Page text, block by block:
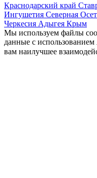
Краснодарский край
Ингушетия Северная
Черкесия Адыгея Крым
Мы используем файлы
данные с
вам наилучшее